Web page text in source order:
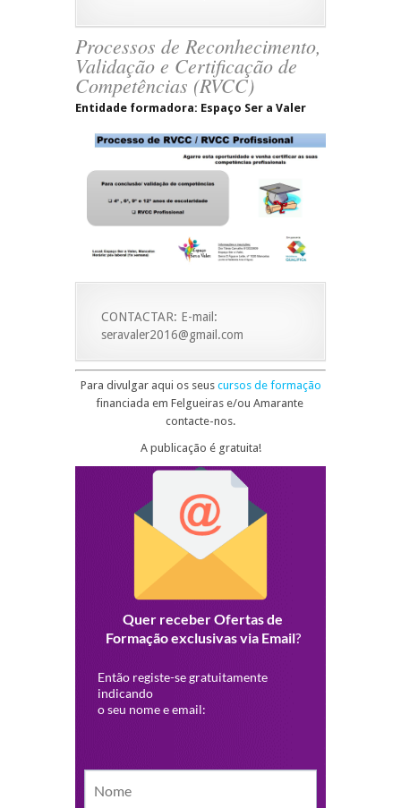
Processos de Reconhecimento,
Validação e Certificação de
Competências (RVCC)
Entidade formadora: Espaço Ser a Valer
CONTACTAR: E-mail:
seravaler2016@gmail.com
Para divulgar aqui os seus cursos de formação
financiada em Felgueiras e/ou Amarante
contacte-nos.
A publicação é gratuita!